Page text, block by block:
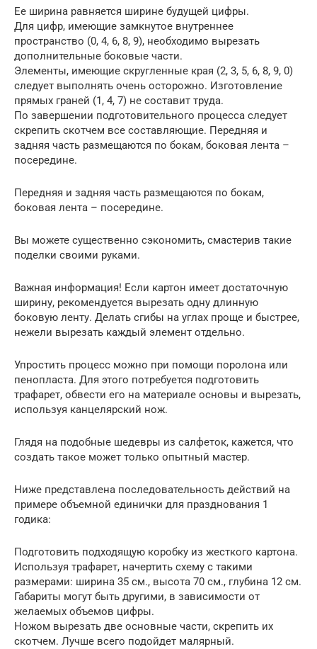
Ее ширина равняется ширине будущей цифры.
Для цифр, имеющие замкнутое внутреннее
пространство (0, 4, 6, 8, 9), необходимо вырезать
дополнительные боковые части.
Элементы, имеющие скругленные края (2, 3, 5, 6, 8, 9, 0)
следует выполнять очень осторожно. Изготовление
прямых граней (1, 4, 7) не составит труда.
По завершении подготовительного процесса следует
скрепить скотчем все составляющие. Передняя и
задняя часть размещаются по бокам, боковая лента –
посередине.
Передняя и задняя часть размещаются по бокам,
боковая лента – посередине.
Вы можете существенно сэкономить, смастерив такие
поделки своими руками.
Важная информация! Если картон имеет достаточную
ширину, рекомендуется вырезать одну длинную
боковую ленту. Делать сгибы на углах проще и быстрее,
нежели вырезать каждый элемент отдельно.
Упростить процесс можно при помощи поролона или
пенопласта. Для этого потребуется подготовить
трафарет, обвести его на материале основы и вырезать,
используя канцелярский нож.
Глядя на подобные шедевры из салфеток, кажется, что
создать такое может только опытный мастер.
Ниже представлена последовательность действий на
примере объемной единички для празднования 1
годика:
Подготовить подходящую коробку из жесткого картона.
Используя трафарет, начертить схему с такими
размерами: ширина 35 см., высота 70 см., глубина 12 см.
Габариты могут быть другими, в зависимости от
желаемых объемов цифры.
Ножом вырезать две основные части, скрепить их
скотчем. Лучше всего подойдет малярный.